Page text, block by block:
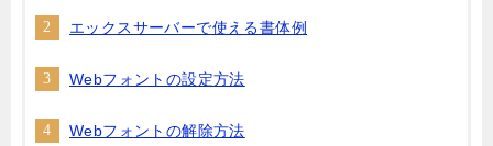
エックスサーバーで使える書体例
Webフォントの設定方法
Webフォントの解除方法